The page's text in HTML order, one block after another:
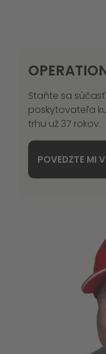
Staňte sa
poskytovateľa
trhu už 37 rokov.
POVEDZTE MI